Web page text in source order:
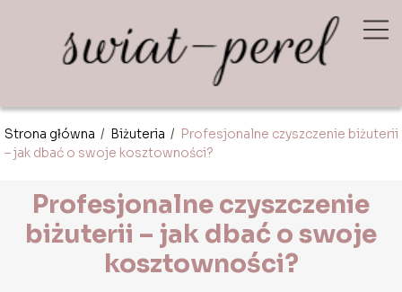
Strona główna / Biżuteria / Profesjonalne czyszczenie biżuterii
– jak dbać o swoje kosztowności?
Profesjonalne czyszczenie
biżuterii – jak dbać o swoje
kosztowności?